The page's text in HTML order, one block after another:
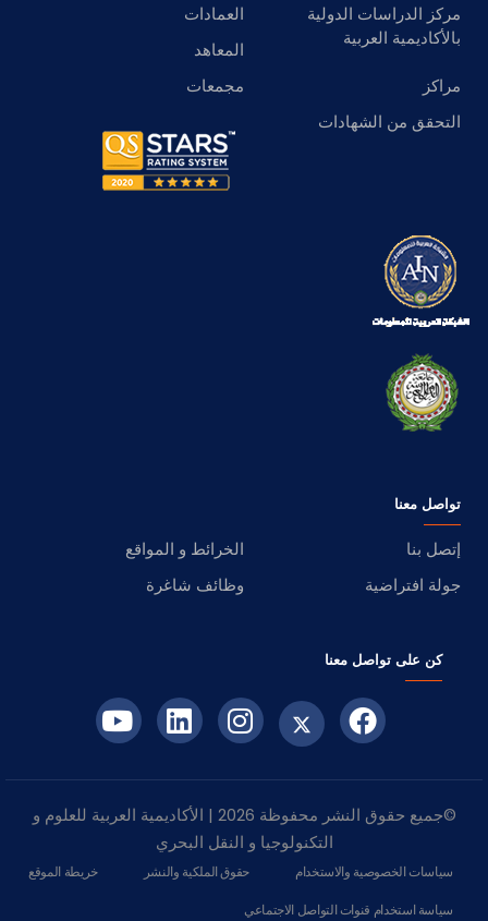
مركز الدراسات الدولية
بالأكاديمية العربية
العمادات
المعاهد
مراكز
مجمعات
التحقق من الشهادات
تواصل معنا
إتصل بنا
الخرائط و المواقع
جولة افتراضية
وظائف شاغرة
كن على تواصل معنا
©جميع حقوق النشر محفوظة 2026 | الأكاديمية العربية للعلوم و
التكنولوجيا و النقل البحري
سياسات الخصوصية والاستخدام حقوق الملكية والنشر خريطة الموقع
سياسة استخدام قنوات التواصل الاجتماعي